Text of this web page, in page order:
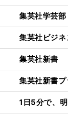
集英社学芸
集英社ビジネ
集英社新書
集英社新書
1日5分で、